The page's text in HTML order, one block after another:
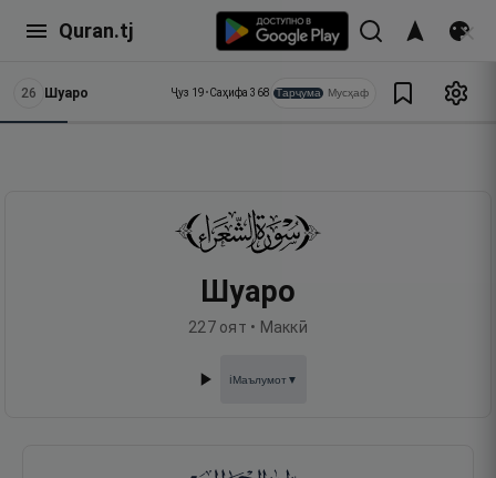
Quran.tj
26 Шуаро Ҷуз 19•Саҳифа 368 Тарҷума Мусҳаф
Шуаро
227оят • Маккӣ
ℹ️Маълумот▼